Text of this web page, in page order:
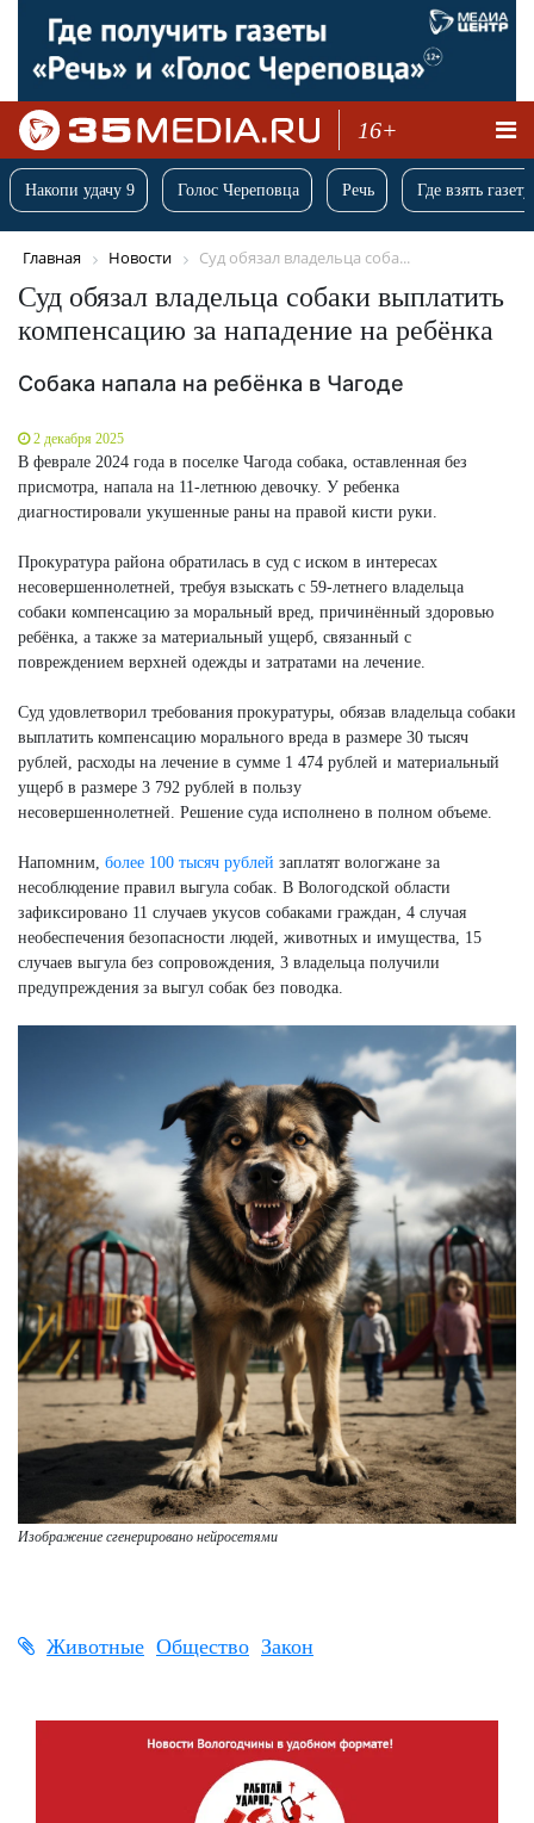
16+
Накопи удачу 9 Голос Череповца Речь Где взять
Главная Новости Суд обязал владельца соба...
Суд обязал владельца собаки выплатить
компенсацию за нападение на ребёнка
Собака напала на ребёнка в Чагоде
2 декабря 2025
В феврале 2024 года в поселке Чагода собака, оставленная без
присмотра, напала на 11-летнюю девочку. У ребенка
диагностировали укушенные раны на правой кисти руки.
Прокуратура района обратилась в суд с иском в интересах
несовершеннолетней, требуя взыскать с 59-летнего владельца
собаки компенсацию за моральный вред, причинённый здоровью
ребёнка, а также за материальный ущерб, связанный с
повреждением верхней одежды и затратами на лечение.
Суд удовлетворил требования прокуратуры, обязав владельца собаки
выплатить компенсацию морального вреда в размере 30 тысяч
рублей, расходы на лечение в сумме 1 474 рублей и материальный
ущерб в размере 3 792 рублей в пользу
несовершеннолетней. Решение суда исполнено в полном объеме.
Напомним, более 100 тысяч рублей заплатят вологжане за
несоблюдение правил выгула собак. В Вологодской области
зафиксировано 11 случаев укусов собаками граждан, 4 случая
необеспечения безопасности людей, животных и имущества, 15
случаев выгула без сопровождения, 3 владельца получили
предупреждения за выгул собак без поводка.
Изображение сгенерировано нейросетями
Животные Общество Закон